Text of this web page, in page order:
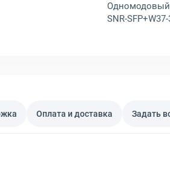
Одномодовый,
SNR-
Оплата и доставка Задать